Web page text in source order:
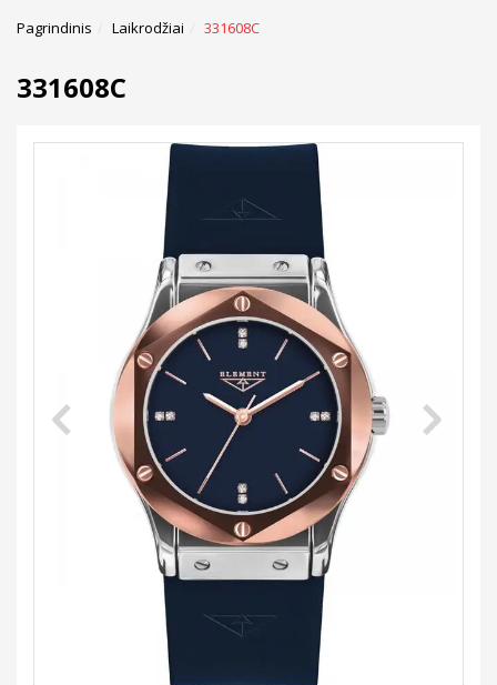
Pagrindinis Laikrodžiai 331608C
331608C